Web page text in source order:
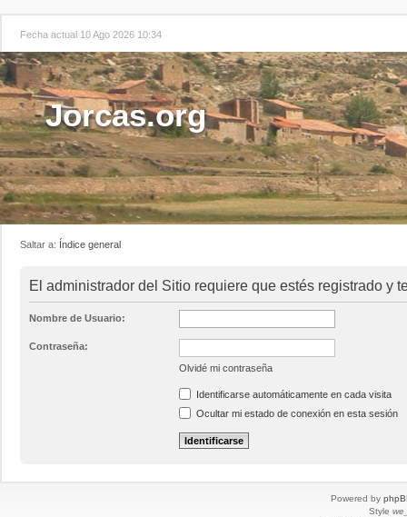
Fecha actual 10 Ago 2026 10:34
Jorcas.org
Saltar a: Índice general
El administrador del Sitio requiere que estés registrado y
Nombre de Usuario:
Contraseña:
Olvidé mi contraseña
Identificarse automáticamente en cada visita
Ocultar mi estado de conexión en esta sesión
Powered by
Style